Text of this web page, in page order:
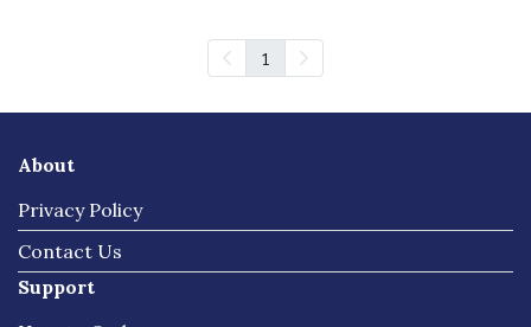
1
About
Privacy Policy
Contact Us
Support